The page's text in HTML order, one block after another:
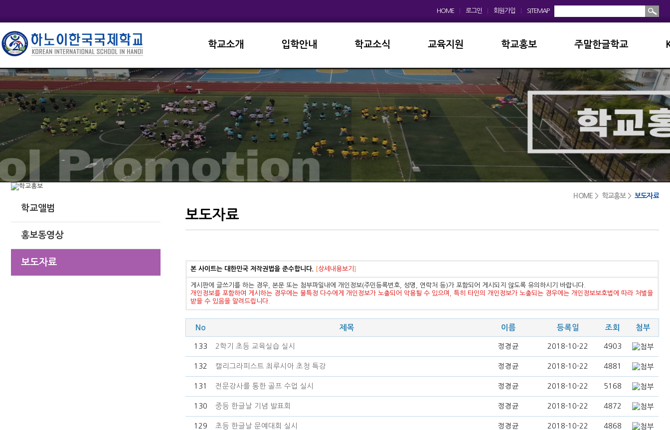
HOME 로그인 회원가입 SITEMAP
학교소개
교직원인사
학교상징
학교연혁
학교교육목표
학교현황
입학안내
중고등학교
학교소식
공지사항
학사일정
교육과정
가정통신문
방과후학교
외국어자료실
교육지원
이사회
학교운영위원회
학부모회
학교발전기금
학교홍보
학교앨범
홍보동영상
보도자료
디지털선도학교
주말한글학교
소개및현황
공지사항
입학안내
학교앨범
서식자료실
학교앨범
홍보동영상
보도자료
HOME > 학교홍보 > 보도자료
보도자료
본 사이트는 대한민국 저작권법을 준수합니다. [상세내용보기 ]
게시판에 글쓰기를 하는 경우, 본문 또는 첨부파일내에 개인정보(주민등록번호, 성명, 연락처 등)가 포함되어 게시되지 않도록 유의하시기 바랍니다.
개인정보를 포함하여 게시하는 경우에는 불특정 다수에게 개인정보가 노출되어 악용될 수 있으며, 특히 타인의 개인정보가 노출되는 경우에는 개인정보보호법에 따라 처벌을
받을 수 있음을 알려드립니다.
No 제목 이름 등록일 조회 첨부
133 2학기 초등 교육실습 실시 정경균 2018-10-22 4903
132 캘리그라피스트 최루시아 초청 특강 정경균 2018-10-22 4881
131 전문강사를 통한 골프 수업 실시 정경균 2018-10-22 5168
130 중등 한글날 기념 발표회 정경균 2018-10-22 4872
129 초등 한글날 문예대회 실시 정경균 2018-10-22 4868